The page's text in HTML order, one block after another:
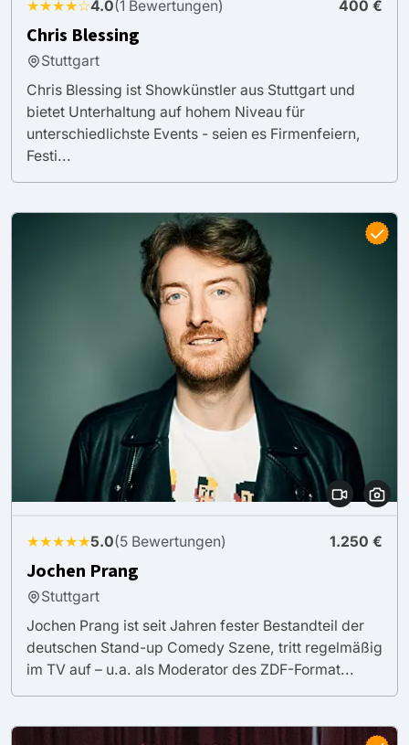
★★★★☆4.0(1 Bewertungen) 400 €
Chris Blessing
Stuttgart
Chris Blessing ist Showkünstler aus Stuttgart und
bietet Unterhaltung auf hohem Niveau für
unterschiedlichste Events - seien es Firmenfeiern,
Festi...
★★★★★5.0(5 Bewertungen) 1.250 €
Jochen Prang
Stuttgart
Jochen Prang ist seit Jahren fester Bestandteil der
deutschen Stand-up Comedy Szene, tritt regelmäßig
im TV auf – u.a. als Moderator des ZDF-Format...